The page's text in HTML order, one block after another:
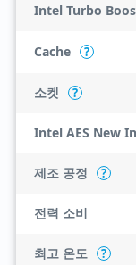
Cache ?
소켓 ?
제조 공정 ?
전력 소비
최고 온도 ?